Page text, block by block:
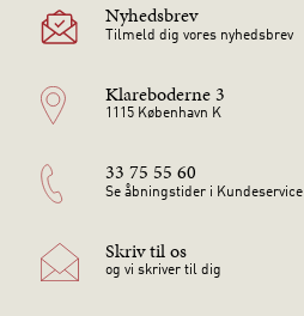
Nyhedsbrev
Tilmeld dig vores nyhedsbrev
Klareboderne 3
1115 København K
33 75 55 60
Se åbningstider i Kundeservice
Skriv til os
og vi skriver til dig